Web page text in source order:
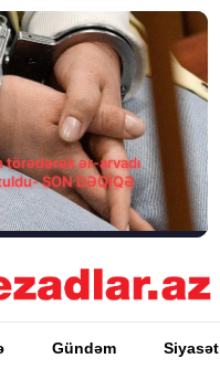
törədərək ər-arvadı
SON DƏQİQƏ
Gündəm Siyasət